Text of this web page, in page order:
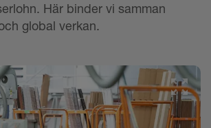
Här binder vi samman
global verkan.